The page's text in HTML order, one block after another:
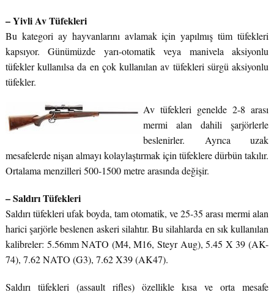
– Yivli Av Tüfekleri
Bu kategori ay hayvanlarını avlamak için yapılmış tüm tüfekleri
kapsıyor. Günümüzde yarı-otomatik veya manivela aksiyonlu
tüfekler kullanılsa da en çok kullanılan av tüfekleri sürgü aksiyonlu
tüfekler.
Av tüfekleri genelde 2-8 arası
mermi alan dahili şarjörlerle
beslenirler. Ayrıca uzak
mesafelerde nişan almayı kolaylaştırmak için tüfeklere dürbün takılır.
Ortalama menzilleri 500-1500 metre arasında değişir.
– Saldırı Tüfekleri
Saldırı tüfekleri ufak boyda, tam otomatik, ve 25-35 arası mermi alan
harici şarjörle beslenen askeri silahtır. Bu silahlarda en sık kullanılan
kalibreler: 5.56mm NATO (M4, M16, Steyr Aug), 5.45 X 39 (AK-
74), 7.62 NATO (G3), 7.62 X39 (AK47).
Saldırı tüfekleri (assault rifles) özellikle kısa ve orta mesafe